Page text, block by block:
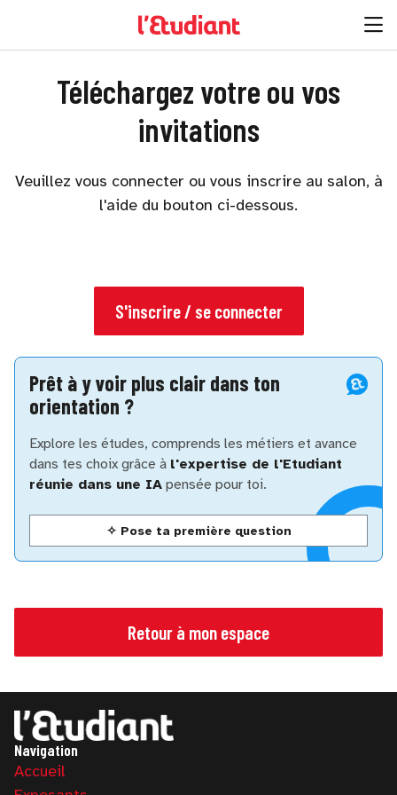
Téléchargez votre ou vos
invitations
Veuillez vous connecter ou vous inscrire au salon, à
l'aide du bouton ci-dessous.
S'inscrire / se connecter
Prêt à y voir plus clair dans ton
orientation ?
Explore les études, comprends les métiers et avance
dans tes choix grâce à l'expertise de l'Etudiant
réunie dans une IA pensée pour toi.
✧ Pose ta première question
Retour à mon espace
Navigation
Accueil